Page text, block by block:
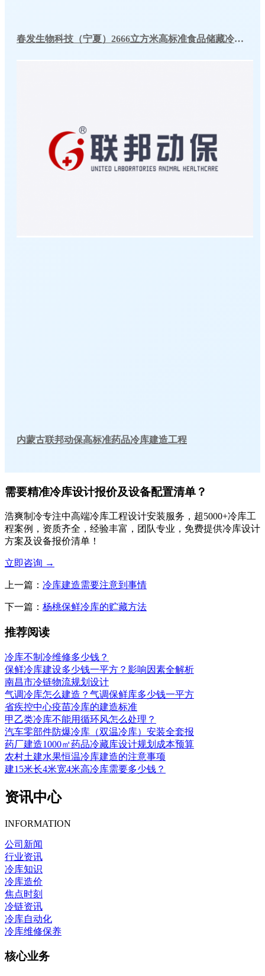
春发生物科技（宁夏）2666立方米高标准食品储藏冷库工程案例
内蒙古联邦动保高标准药品冷库建造工程
需要精准冷库设计报价及设备配置清单？
浩爽制冷专注中高端冷库工程设计安装服务，超5000+冷库工
程案例，资质齐全，经验丰富，团队专业，免费提供冷库设计
方案及设备报价清单！
立即咨询 →
上一篇： 冷库建造需要注意到事情
下一篇： 杨桃保鲜冷库的贮藏方法
推荐阅读
冷库不制冷维修多少钱？
保鲜冷库建设多少钱一平方？影响因素全解析
南昌市冷链物流规划设计
气调冷库怎么建造？气调保鲜库多少钱一平方
省疾控中心疫苗冷库的建造标准
甲乙类冷库不能用循环风怎么处理？
汽车零部件防爆冷库（双温冷库）安装全套报
药厂建造1000㎡药品冷藏库设计规划成本预算
农村土建水果恒温冷库建造的注意事项
建15米长4米宽4米高冷库需要多少钱？
资讯中心
INFORMATION
公司新闻
行业资讯
冷库知识
冷库造价
焦点时刻
冷链资讯
冷库自动化
冷库维修保养
核心业务